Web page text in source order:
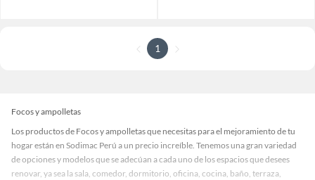
1
Focos y ampolletas
Los productos de Focos y ampolletas que necesitas para el mejoramiento de tu
hogar están en Sodimac Perú a un precio increíble. Tenemos una gran variedad
de opciones y modelos que se adecúan a cada uno de los espacios que desees
renovar, ya sea la sala, comedor, dormitorio, oficina, cocina, baño, terraza,